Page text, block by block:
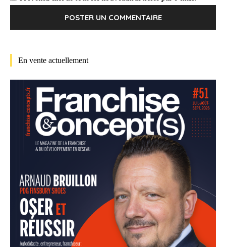
En vente actuellement